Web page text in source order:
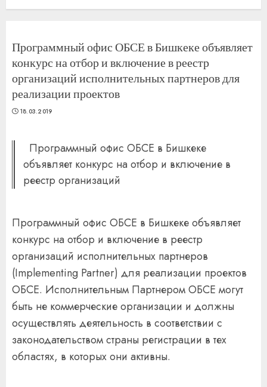
Программный офис ОБСЕ в Бишкеке объявляет
конкурс на отбор и включение в реестр
организаций исполнительных партнеров для
реализации проектов
18.03.2019
Программный офис ОБСЕ в Бишкеке
объявляет конкурс на отбор и включение в
реестр организаций
Программный офис ОБСЕ в Бишкеке объявляет
конкурс на отбор и включение в реестр
организаций исполнительных партнеров
(Implementing Partner) для реализации проектов
ОБСЕ. Исполнительным Партнером ОБСЕ могут
быть не коммерческие организации и должны
осуществлять деятельность в соответствии с
законодательством страны регистрации в тех
областях, в которых они активны.